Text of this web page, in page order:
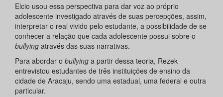
Elcio usou essa perspectiva para dar voz ao próprio
adolescente investigado através de suas percepções, assim,
interpretar o real vivido pelo estudante, a possibilidade de se
conhecer a relação que cada adolescente possui sobre o
bullying através das suas narrativas.
Para abordar o bullying a partir dessa teoria, Rezek
entrevistou estudantes de três instituições de ensino da
cidade de Aracaju, sendo uma estadual, uma federal e outra
particular.